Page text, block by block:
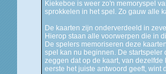
Kiekeboe is weer zo'n memoryspel
sprokkelen in het spel. Zo gauw alle
De kaarten zijn onderverdeeld in
Hierop staan alle voorwerpen die in
De spelers memoriseren deze
spel kan nu beginnen. De startspeler
zeggen dat op de kaart, van
eerste het juiste antwoord geeft, wint